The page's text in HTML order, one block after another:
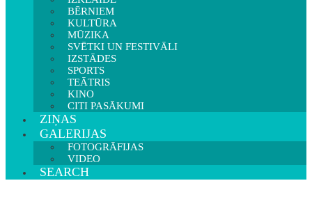
BĒRNIEM
KULTŪRA
MŪZIKA
SVĒTKI UN FESTIVĀLI
IZSTĀDES
SPORTS
TEĀTRIS
KINO
CITI PASĀKUMI
ZIŅAS
GALERIJAS
FOTOGRĀFIJAS
VIDEO
SEARCH